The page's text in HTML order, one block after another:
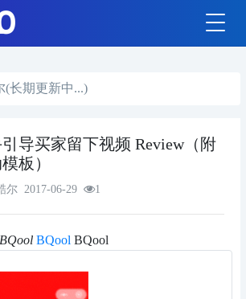
(长期更新中...)
导买家留下视频 Review（附
板）
尔 2017-06-29 1
BQool BQool BQool